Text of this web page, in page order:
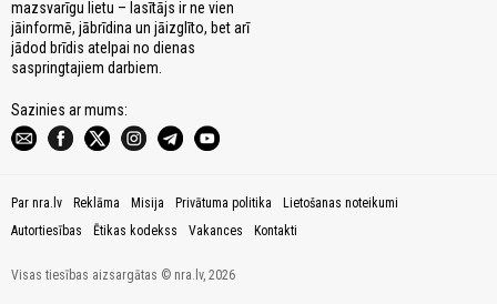
mazsvarīgu lietu – lasītājs ir ne vien
jāinformē, jābrīdina un jāizglīto, bet arī
jādod brīdis atelpai no dienas
saspringtajiem darbiem.
Sazinies ar mums:
Par nra.lv Reklāma Misija Privātuma politika
Lietošanas noteikumi
Autortiesības
Ētikas kodekss Vakances Kontakti
Visas tiesības aizsargātas © nra.lv, 2026